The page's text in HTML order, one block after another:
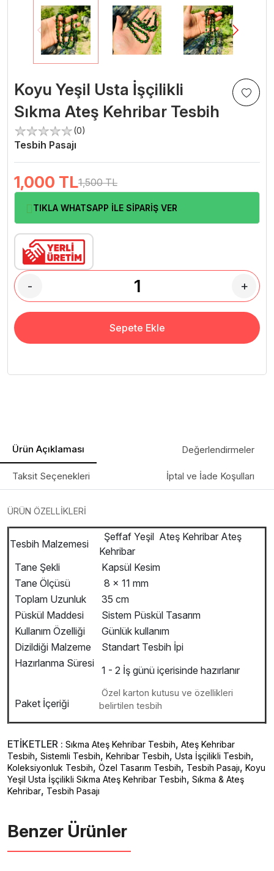
Koyu Yeşil Usta İşçilikli
Sıkma Ateş Kehribar Tesbih
(0)
Tesbih Pasajı
1,000 TL1,500 TL
TIKLA WHATSAPP İLE SİPARİŞ VER
- +
Sepete Ekle
Ürün Açıklaması Değerlendirmeler
Taksit Seçenekleri İptal ve İade Koşulları
ÜRÜN ÖZELLİKLERİ
Tesbih Malzemesi
Şeffaf Yeşil Ateş Kehribar Ateş
Kehribar
Tane Şekli
Kapsül Kesim
Tane Ölçüsü
8 x 11 mm
Toplam Uzunluk
35 cm
Püskül Maddesi
Sistem Püskül Tasarım
Kullanım Özelliği
Günlük kullanım
Dizildiği Malzeme
Standart Tesbih İpi
Hazırlanma Süresi
1 - 2 İş günü içerisinde hazırlanır
Paket İçeriği
Özel karton kutusu ve özellikleri
belirtilen tesbih
ETİKETLER : Sıkma Ateş Kehribar Tesbih, Ateş Kehribar
Tesbih, Sistemli Tesbih, Kehribar Tesbih, Usta İşçilikli Tesbih,
Koleksiyonluk Tesbih, Özel Tasarım Tesbih, Tesbih Pasajı, Koyu
Yeşil Usta İşçilikli Sıkma Ateş Kehribar Tesbih, Sıkma & Ateş
Kehribar, Tesbih Pasajı
Benzer Ürünler ️